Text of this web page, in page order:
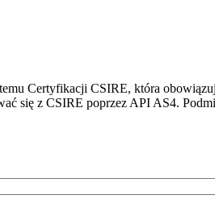
Certyfikacji CSIRE, która
się z CSIRE poprzez API AS4.